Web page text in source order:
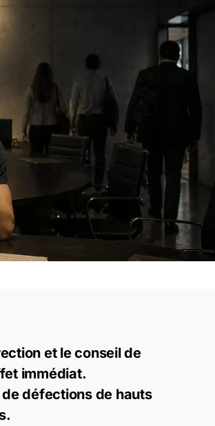
et le conseil de
immédiat.
de défections de hauts